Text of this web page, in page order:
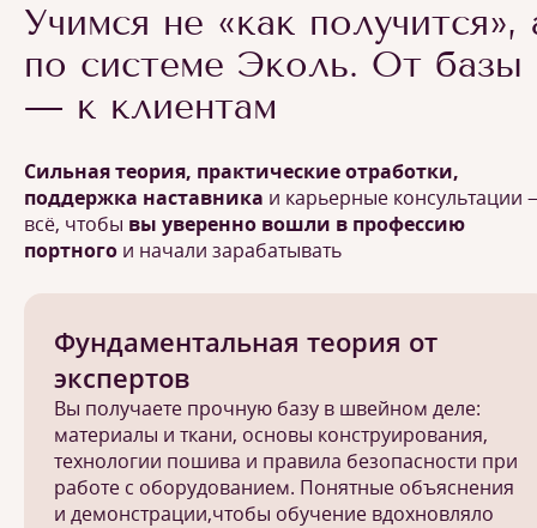
Учимся не «как получится»,
по системе Эколь. От базы
— к клиентам
Сильная теория, практические отработки,
поддержка наставника и карьерные консультации
всё, чтобы вы уверенно вошли в профессию
портного и начали зарабатывать
Фундаментальная теория от
экспертов
Вы получаете прочную базу в швейном деле:
материалы и ткани, основы конструирования,
технологии пошива и правила безопасности при
работе с оборудованием. Понятные объяснения
и демонстрации,чтобы обучение вдохновляло